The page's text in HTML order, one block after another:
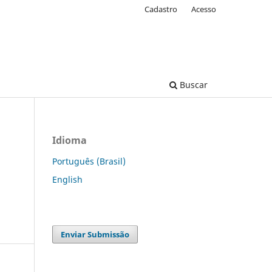
Buscar
Cadastro Acesso
Idioma
Português (Brasil)
English
Enviar Submissão